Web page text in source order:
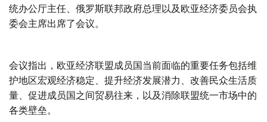
统办公厅主任、俄罗斯联邦政府总理以及欧亚经济委员会执
委会主席出席了会议。
会议指出，欧亚经济联盟成员国当前面临的重要任务包括维
护地区宏观经济稳定、提升经济发展潜力、改善民众生活质
量、促进成员国之间贸易往来，以及消除联盟统一市场中的
各类壁垒。